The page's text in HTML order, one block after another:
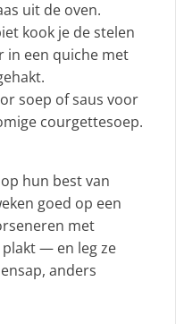
uit de oven.
kook je de stelen
in een quiche met
soep of saus voor
courgettesoep.
hun best van
goed op een
met
— en leg ze
anders